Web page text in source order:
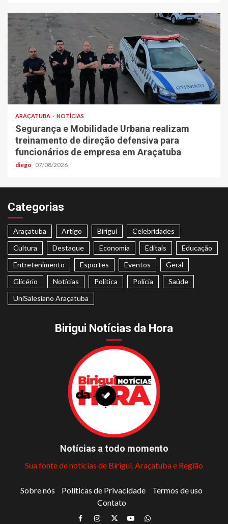
ARAÇATUBA NOTÍCIAS
Segurança e Mobilidade Urbana realizam
treinamento de direção defensiva para
funcionários de empresa em Araçatuba
diego 07/08/2026
Categorias
Araçatuba Artigo Birigui
Celebridades
Cultura
Destaque Economia Editais
Educação
Entretenimento
Esportes Eventos
Geral
Glicério
Notícias Politica Polícia
Saúde
UniSalesiano Araçatuba
Birigui Notícias da Hora
Notícias a todo momento
Sua fonte de notícias de Birigui, Araçatuba e Região
Sobre nós Políticas de Privacidade
Termos de uso
Contato
Facebook
Instagram
TwitterYoutubeWhatsapp